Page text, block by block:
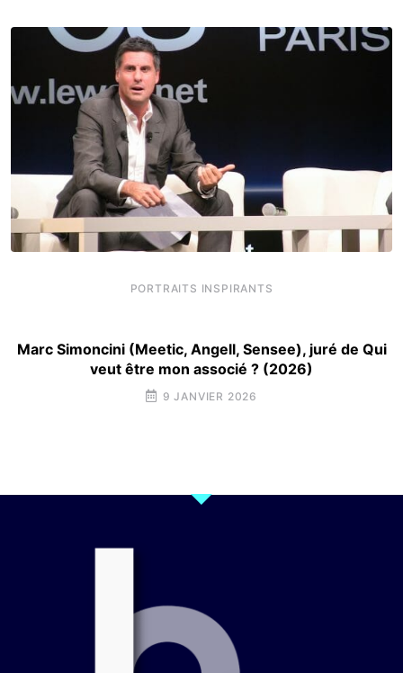
PORTRAITS INSPIRANTS
Marc Simoncini (Meetic, Angell, Sensee), juré de Qui
veut être mon associé ? (2026)
9 JANVIER 2026